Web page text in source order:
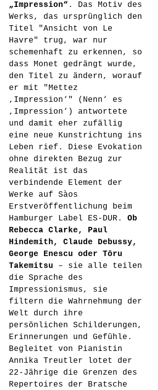
„Impression“ . Das Motiv des
Werks, das ursprünglich den
Titel "Ansicht von Le
Havre" trug, war nur
schemenhaft zu erkennen, so
dass Monet gedrängt wurde,
den Titel zu ändern, worauf
er mit "Mettez
,Impression‘" (Nenn‘ es
,Impression‘) antwortete
und damit eher zufällig
eine neue Kunstrichtung ins
Leben rief. Diese Evokation
ohne direkten Bezug zur
Realität ist das
verbindende Element der
Werke auf Sàos
Erstveröffentlichung beim
Hamburger Label ES-DUR.
Ob
Rebecca Clarke, Paul
Hindemith, Claude Debussy,
George Enescu oder Tōru
Takemitsu – sie alle teilen
die Sprache des
Impressionismus, sie
filtern die Wahrnehmung der
Welt durch ihre
persönlichen Schilderungen,
Erinnerungen und Gefühle.
Begleitet von Pianistin
Annika Treutler lotet der
22-Jährige die Grenzen des
Repertoires der Bratsche